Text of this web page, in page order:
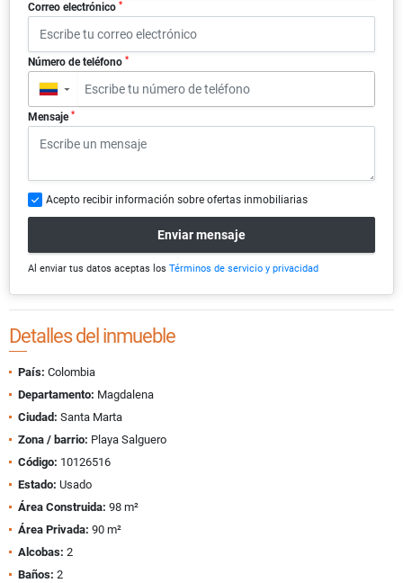
Correo electrónico *
Número de teléfono *
▼
Mensaje *
Acepto recibir información sobre ofertas inmobiliarias
Enviar mensaje
Al enviar tus datos aceptas los Términos de servicio y privacidad
Detalles del inmueble
País: Colombia
Departamento: Magdalena
Ciudad: Santa Marta
Zona / barrio: Playa Salguero
Código: 10126516
Estado: Usado
Área Construida: 98 m²
Área Privada: 90 m²
Alcobas: 2
Baños: 2